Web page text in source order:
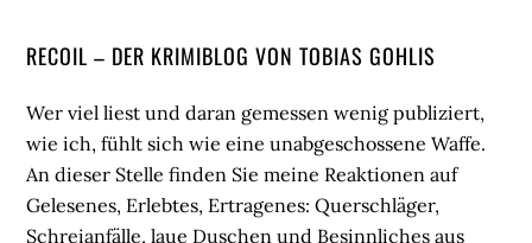
Seitenspalte
RECOIL – DER KRIMIBLOG VON TOBIAS GOHLIS
Wer viel liest und daran gemessen wenig publiziert,
wie ich, fühlt sich wie eine unabgeschossene Waffe.
An dieser Stelle finden Sie meine Reaktionen auf
Gelesenes, Erlebtes, Ertragenes: Querschläger,
Schreianfälle, laue Duschen und Besinnliches aus